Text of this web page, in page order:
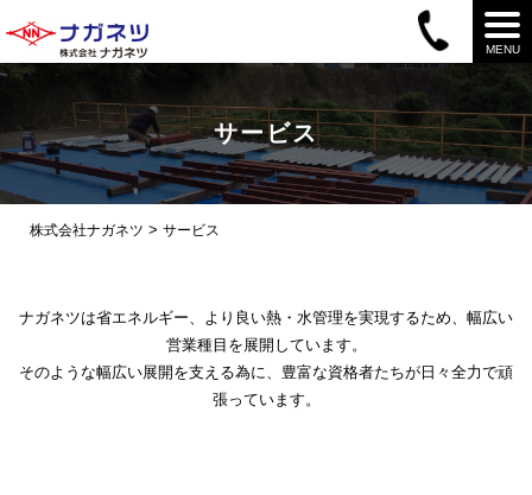
MENU
サービス
株式会社ナガネツ > サービス
ナガネツは省エネルギー、より良い熱・水管理を実現するため、幅広い
営業種目を展開しています。
そのような幅広い展開を支える為に、豊富な資格者たちが日々全力で頑
張っています。